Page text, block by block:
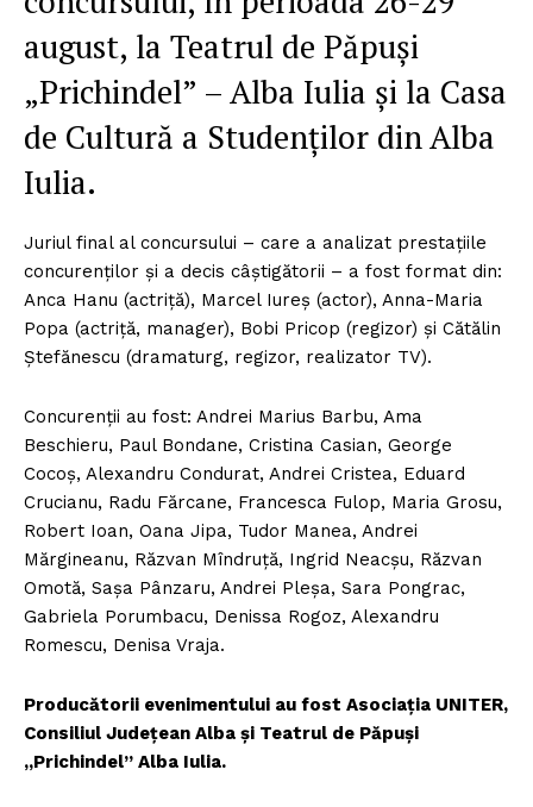
august, la Teatrul de Păpuşi
„Prichindel” – Alba Iulia şi la Casa
de Cultură a Studenţilor din Alba
Iulia.
Juriul final al concursului – care a analizat prestaţiile
concurenţilor şi a decis câştigătorii – a fost format din:
Anca Hanu (actriţă), Marcel Iureş (actor), Anna-Maria
Popa (actriţă, manager), Bobi Pricop (regizor) şi Cătălin
Ştefănescu (dramaturg, regizor, realizator TV).
Concurenţii au fost: Andrei Marius Barbu, Ama
Beschieru, Paul Bondane, Cristina Casian, George
Cocoş, Alexandru Condurat, Andrei Cristea, Eduard
Crucianu, Radu Fărcane, Francesca Fulop, Maria Grosu,
Robert Ioan, Oana Jipa, Tudor Manea, Andrei
Mărgineanu, Răzvan Mîndruţă, Ingrid Neacşu, Răzvan
Omotă, Saşa Pânzaru, Andrei Pleşa, Sara Pongrac,
Gabriela Porumbacu, Denissa Rogoz, Alexandru
Romescu, Denisa Vraja.
Producătorii evenimentului au fost Asociaţia UNITER,
Consiliul Judeţean Alba şi Teatrul de Păpuşi
„Prichindel” Alba Iulia.